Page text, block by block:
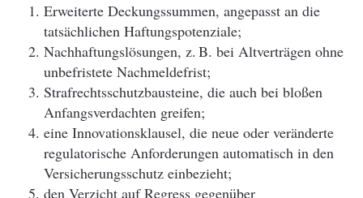
Erweiterte Deckungssummen, angepasst an die
tatsächlichen Haftungspotenziale;
Nachhaftungslösungen, z. B. bei Altverträgen ohne
unbefristete Nachmeldefrist;
Strafrechtsschutzbausteine, die auch bei bloßen
Anfangsverdachten greifen;
eine Innovationsklausel, die neue oder veränderte
regulatorische Anforderungen automatisch in den
Versicherungsschutz einbezieht;
den Verzicht auf Regress gegenüber